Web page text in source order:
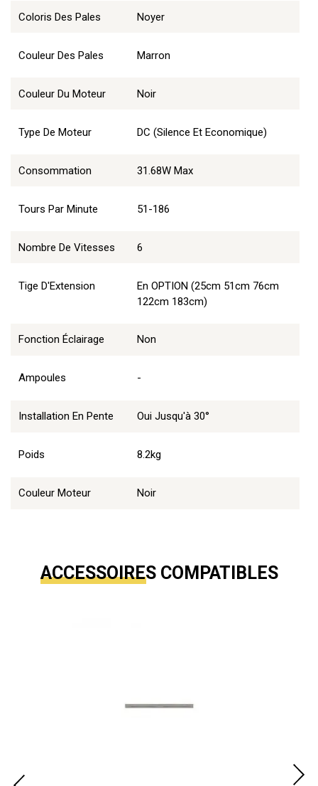
Coloris Des Pales Noyer
Couleur Des Pales Marron
Couleur Du Moteur Noir
Type De Moteur DC (Silence Et Economique)
Consommation 31.68W Max
Tours Par Minute 51-186
Nombre De Vitesses 6
Tige D'Extension
En OPTION (25cm 51cm 76cm
122cm 183cm)
Fonction Éclairage Non
Ampoules -
Installation En Pente Oui Jusqu'à 30°
Poids 8.2kg
Couleur Moteur Noir
ACCESSOIRES COMPATIBLES